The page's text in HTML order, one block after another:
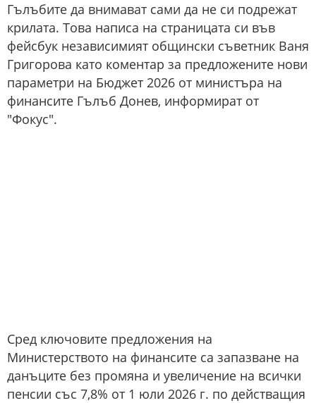
Гълъбите да внимават сами да не си подрежат
крилата. Това написа на страницата си във
фейсбук независимият общински съветник Ваня
Григорова като коментар за предложените нови
параметри на Бюджет 2026 от министъра на
финансите Гълъб Донев, информират от
"Фокус".
Сред ключовите предложения на
Министерството на финансите са запазване на
данъците без промяна и увеличение на всички
пенсии със 7,8% от 1 юли 2026 г. по действащия